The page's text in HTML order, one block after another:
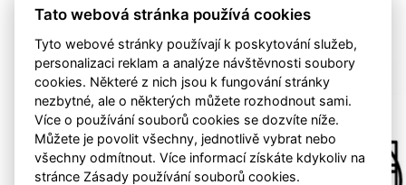
osob...
Tato webová stránka používá cookies
Tyto webové stránky používají k poskytování služeb,
personalizaci reklam a analýze návštěvnosti soubory
cookies. Některé z nich jsou k fungování stránky
nezbytné, ale o některých můžete rozhodnout sami.
Více o používání souborů cookies se dozvíte níže.
Můžete je povolit všechny, jednotlivě vybrat nebo
všechny odmítnout. Více informací získáte kdykoliv na
stránce Zásady používání souborů cookies.